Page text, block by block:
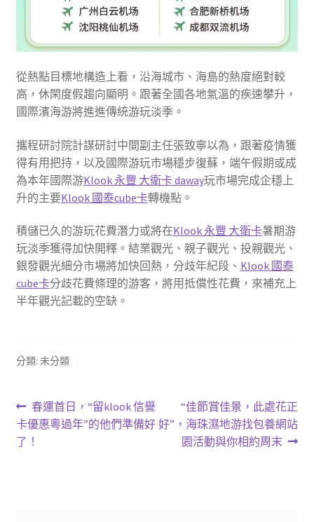
從熱點目標地構造上看，沿海城市、海島的熱度絕對較
高，休閑度假趨向顯明。跟著全國各地氣溫的疾速攀升，
國際濱海游將進進傳統游玩淡季。
攜程研討院計謀研討中間副主任張致寧以為，跟著疫情獲
得有用把持，以及國際游玩市場穩步復蘇，端午假期或成
為本年國際游Klook 永豐 大衛卡 daway玩市場完成企穩上
升的主要Klook 國泰cube卡轉機點。
積儲已久的游玩花費潛力或將在Klook 永豐 大衛卡暑期游
玩淡季獲得加快開釋。結業觀光、親子觀光、投親觀光、
銀發觀光細分市場將加快回熱，分歧年紀段、 Klook 國泰
cube卡分歧花費條理的游客，將用抵償性花費，來補充上
半年觀光記載的空缺。
分類: 未分類
文
章
上
一
篇
春運首日，“留klook 信譽
卡優惠粵過年”的他們準備好
了！
下
一
篇
“佳節賞佳景，此處花正
好”，海珠濕地游找包養網站
園活動與你相約周末